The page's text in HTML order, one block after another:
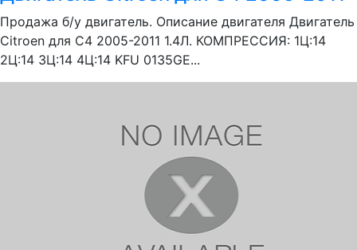
Продажа б/у двигатель. Описание двигателя Двигатель
Citroen для C4 2005-2011 1.4Л. КОМПРЕССИЯ: 1Ц:14
2Ц:14 3Ц:14 4Ц:14 KFU 0135GE...